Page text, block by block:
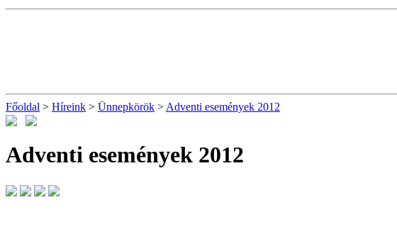
Főoldal > Híreink > Ünnepkörök > Adventi események 2012
Adventi események 2012